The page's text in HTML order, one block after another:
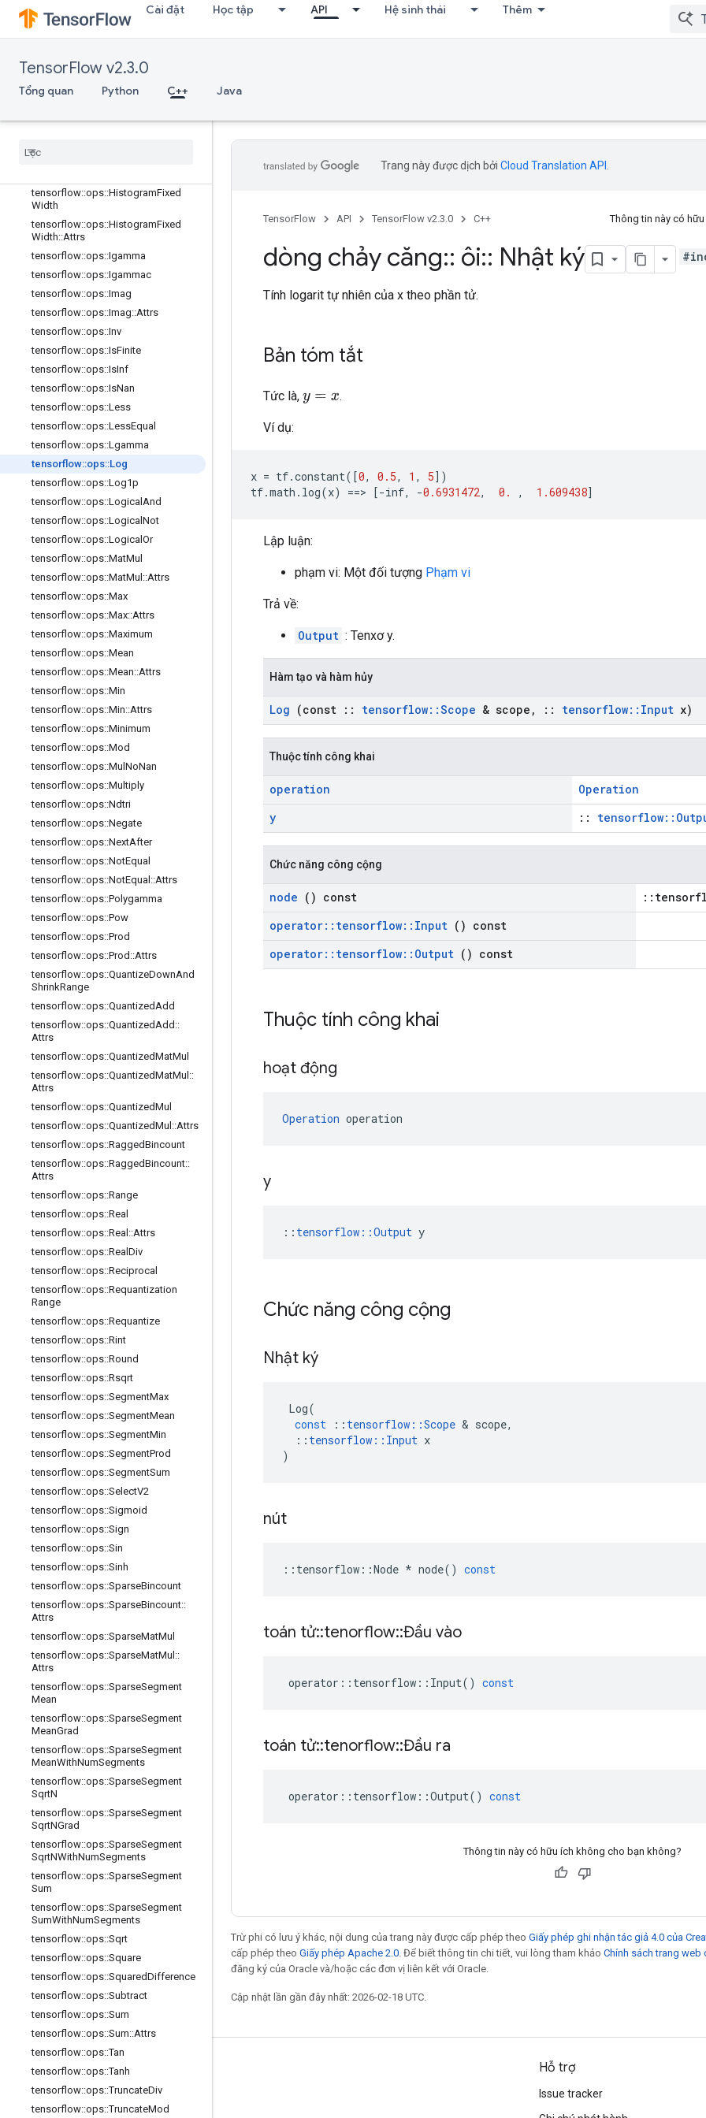
Cài đặt Học tập API Hệ sinh thái Thêm
TensorFlow v2.3.0
Tổng quan Python C++ Java
tensorflow::ops::EuclideanNorm
tensorflow::ops::EuclideanNorm::Attr
s
tensorflow::ops::Exp
tensorflow::ops::Floor
tensorflow
tensorflow::ops::HistogramFixed
Width
tensorflow::ops::HistogramFixed
Width::Attrs
tensorflow::ops::Igamma
tensorflow::ops::Igammac
tensorflow::ops::Imag
tensorflow::ops::Imag::Attrs
tensorflow::ops::Inv
tensorflow::ops::IsFinite
tensorflow::ops::IsInf
tensorflow::ops::IsNan
tensorflow::ops::Less
tensorflow::ops::LessEqual
tensorflow::ops::Lgamma
tensorflow::ops::Log
tensorflow::ops::Log1p
tensorflow::ops::Logical And
tensorflow::ops::Logical Not
tensorflow::ops::Logical Or
tensorflow::ops::MatMul
tensorflow::ops::MatMul ::Attrs
tensorflow::ops::Max
tensorflow::ops::Max::Attrs
tensorflow::ops::Maximum
tensorflow::ops::Mean
tensorflow::ops::Mean::Attrs
tensorflow::ops::Min
tensorflow::ops::Min::Attrs
tensorflow::ops::Minimum
tensorflow::ops::Mod
tensorflow::ops::Mul NoNan
tensorflow::ops::Multiply
tensorflow::ops::Ndtri
tensorflow::ops::Negate
tensorflow::ops::NextAfter
tensorflow::ops::NotEqual
tensorflow::ops::NotEqual ::Attrs
tensorflow::ops::Polygamma
tensorflow::ops::Pow
tensorflow::ops::Prod
tensorflow::ops::Prod ::Attrs
tensorflow::ops::QuantizeDownAnd
ShrinkRange
tensorflow::ops::QuantizedAdd
tensorflow::ops::QuantizedAdd ::
Attrs
tensorflow::ops::QuantizedMatMul
tensorflow::ops::QuantizedMatMul ::
Attrs
tensorflow::ops::QuantizedMul
tensorflow::ops::QuantizedMul ::Attrs
tensorflow::ops::RaggedBincount
tensorflow::ops::RaggedBincount::
Attrs
tensorflow::ops::Range
tensorflow::ops::Real
tensorflow::ops::Real ::Attrs
tensorflow::ops::Real Div
tensorflow::ops::Reciprocal
tensorflow::ops::Requantization
Range
tensorflow::ops::Requantize
tensorflow::ops::Rint
tensorflow::ops::Round
tensorflow::ops::Rsqrt
tensorflow::ops::SegmentMax
tensorflow::ops::SegmentMean
tensorflow::ops::SegmentMin
tensorflow::ops::SegmentProd
tensorflow::ops::SegmentSum
tensorflow::ops::SelectV2
tensorflow::ops::Sigmoid
tensorflow::ops::Sign
tensorflow::ops::Sin
tensorflow::ops::Sinh
tensorflow::ops::SparseBincount
tensorflow::ops::SparseBincount::
Attrs
tensorflow::ops::SparseMatMul
tensorflow::ops::SparseMatMul ::
Attrs
tensorflow::ops::SparseSegment
Mean
tensorflow::ops::SparseSegment
MeanGrad
tensorflow::ops::SparseSegment
MeanWithNumSegments
tensorflow::ops::SparseSegment
SqrtN
tensorflow::ops::SparseSegment
SqrtNGrad
tensorflow::ops::SparseSegment
SqrtNWithNumSegments
tensorflow::ops::SparseSegment
Sum
tensorflow::ops::SparseSegment
SumWithNumSegments
tensorflow::ops::Sqrt
tensorflow::ops::Square
tensorflow::ops::SquaredDifference
tensorflow::ops::Subtract
tensorflow::ops::Sum
tensorflow::ops::Sum::Attrs
tensorflow::ops::Tan
tensorflow::ops::Tanh
tensorflow::ops::TruncateDiv
tensorflow::ops::TruncateMod
Trang này được dịch bởi Cloud Translation API
TensorFlow API TensorFlow v2.3.0 C++ Thông tin này có
dòng chảy căng:: ôi:: Nhật ký
Tính logarit tự nhiên của x theo phần tử.
Bản tóm tắt
Tức là, y=x .
Ví dụ:
x = tf.constant([0, 0.5, 1 , 5])
tf.math . log(x) ==> [-inf, -0.6931472, 0. , 1.609438]
Lập luận:
phạm vi: Một đối tượng Phạm vi
Trả về:
Output : Tenxơ y.
Hàm tạo và hàm hủy
Log (const :: tensorflow::Scope & scope , :: tensorflow:: Input x)
Thuộc tính công khai
operation
Operation
y
::
Chức năng công cộng
node () const
operator:: tensorflow:: Input () const
operator:: tensorflow:: Output () const
Thuộc tính công khai
hoạt động
Operation operation
y
:: tensorflow::Output y
Chức năng công cộng
Nhật ký
Log(
const
:: tensorflow ::Scope & scope,
:: tensorflow :: Input x
)
nút
:: tensorflow ::Node * node() const
toán tử::tenorflow::Đầu vào
operator :: tensorflow :: Input() const
toán tử::tenorflow::Đầu ra
operator :: tensorflow ::Output() const
Thông tin này có hữu ích không cho bạn không?
Trừ phi có lưu ý khác, nội dung của trang này được cấp phép theo Giấy phép ghi nhận tác giả 4.0 của
cấp phép theo Giấy phép Apache 2.0 . Để biết thông tin chi tiết, vui lòng tham khảo Chính sách trang web
đăng ký của Oracle và/hoặc các đơn vị liên kết với Oracle.
Cập nhật lần gần đây nhất: 2026-02-18 UTC.
Giữ liên lạc
Blog
Hỗ trợ
Issue tracker